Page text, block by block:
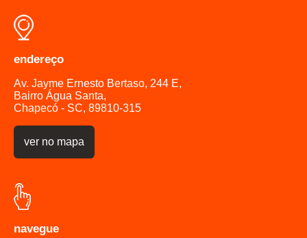
endereço
Av. Jayme Ernesto Bertaso, 244 E,
Bairro Água Santa,
Chapecó - SC, 89810-315
ver no mapa
navegue